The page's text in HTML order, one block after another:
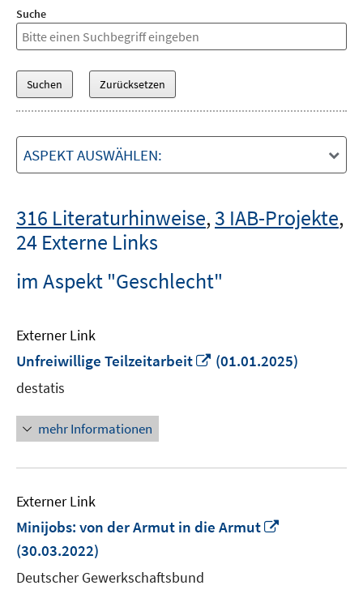
Suche
ASPEKT AUSWÄHLEN:
316 Literaturhinweise,3 IAB-Projekte,
24 Externe Links
im Aspekt "Geschlecht"
Externer Link
Unfreiwillige Teilzeitarbeit
In
(01.01.2025)
destatis
mehr Informationen
Externer Link
Minijobs: von der Armut in die Armut
(30.03.2022)
Deutscher Gewerkschaftsbund